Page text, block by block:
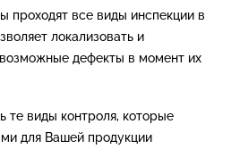
проходят все виды инспекции в
локализовать и
дефекты в момент их
те виды контроля, которые
для Вашей продукции